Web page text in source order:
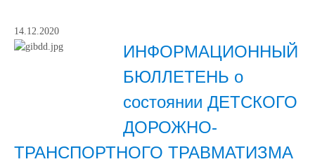
14.12.2020
ИНФОРМАЦИОННЫЙ
БЮЛЛЕТЕНЬ о
состоянии ДЕТСКОГО
ДОРОЖНО-
ТРАНСПОРТНОГО ТРАВМАТИЗМА